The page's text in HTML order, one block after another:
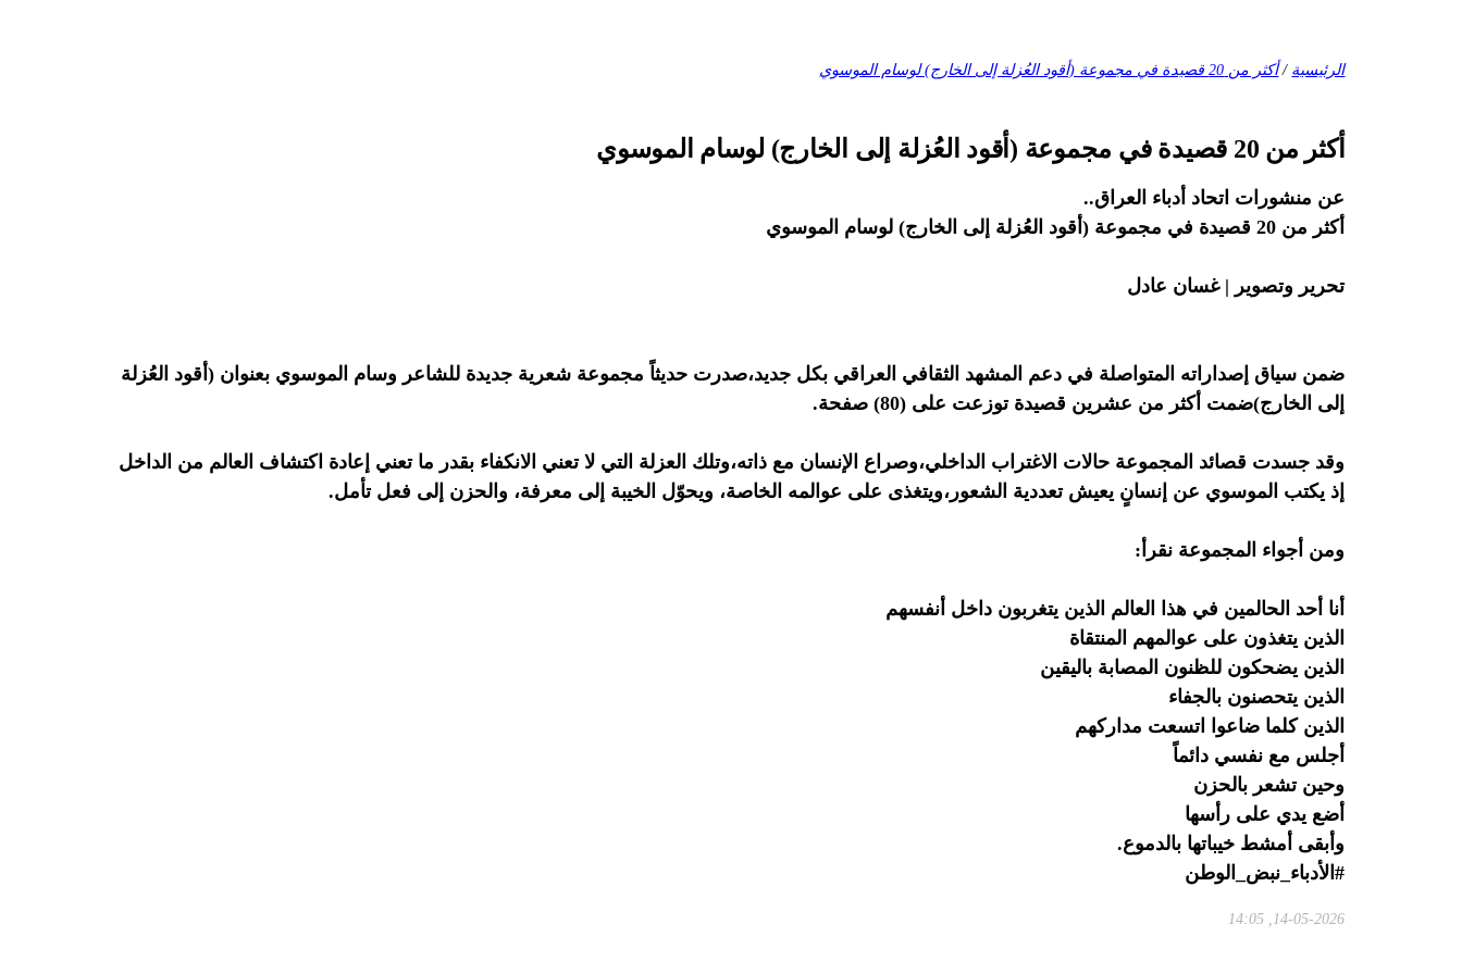
الرئيسية /أكثر من 20 قصيدة في مجموعة (أقود العُزلة إلى الخارج) لوسام الموسوي
أكثر من 20 قصيدة في مجموعة (أقود العُزلة إلى الخارج) لوسام الموسوي
عن منشورات اتحاد أدباء العراق..
أكثر من 20 قصيدة في مجموعة (أقود العُزلة إلى الخارج) لوسام الموسوي
تحرير وتصوير | غسان عادل
ضمن سياق إصداراته المتواصلة في دعم المشهد الثقافي العراقي بكل جديد،صدرت حديثاً مجموعة شعرية جديدة للشاعر وسام الموسوي بعنوان (أقود العُزلة
إلى الخارج)ضمت أكثر من عشرين قصيدة توزعت على (80) صفحة.
وقد جسدت قصائد المجموعة حالات الاغتراب الداخلي،وصراع الإنسان مع ذاته،وتلك العزلة التي لا تعني الانكفاء بقدر ما تعني إعادة اكتشاف العالم من الداخل
إذ يكتب الموسوي عن إنسانٍ يعيش تعددية الشعور،ويتغذى على عوالمه الخاصة، ويحوّل الخيبة إلى معرفة، والحزن إلى فعل تأمل.
ومن أجواء المجموعة نقرأ:
أنا أحد الحالمين في هذا العالم الذين يتغربون داخل أنفسهم
الذين يتغذون على عوالمهم المنتقاة
الذين يضحكون للظنون المصابة باليقين
الذين يتحصنون بالجفاء
الذين كلما ضاعوا اتسعت مداركهم
أجلس مع نفسي دائماً
وحين تشعر بالحزن
أضع يدي على رأسها
وأبقى أمشط خيباتها بالدموع.
#الأدباء_نبض_الوطن
14-05-2026, 14:05